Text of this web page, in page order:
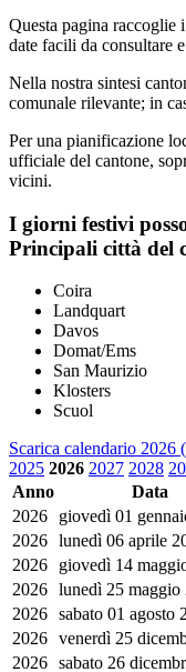
Questa pagina
date facili da consultare
Nella nostra sintesi
comunale rilevante; in
Per una pianificazione
ufficiale del cantone,
vicini.
I giorni festivi
Principali città del
Coira
Landquart
Davos
Domat/Ems
San Maurizio
Klosters
Scuol
Scarica calendario 2026
2025 2026 2027 2028
Anno
Data
2026
giovedì 01
2026 lunedì 06 aprile
2026
giovedì 14
2026 lunedì 25 maggio
2026 sabato 01 agosto
2026 venerdì 25
2026 sabato 26